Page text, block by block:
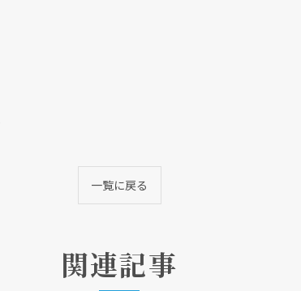
一覧に戻る
関連記事